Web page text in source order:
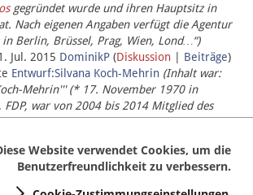
gegründet wurde und ihren Hauptsitz in
Nach eigenen Angaben verfügt die Agentur
Berlin, Brüssel, Prag, Wien, Lond…“)
Jul. 2015 DominikP (Diskussion Beiträge)
Entwurf:Silvana Koch-Mehrin (Inhalt war:
Mehrin''' (* 17. November 1970 in
FDP, war von 2004 bis 2014 Mitglied des
Parlaments, seit November 2014 ist sie für
Website verwendet Cookies, um die
Benutzerfreundlichkeit zu verbessern.